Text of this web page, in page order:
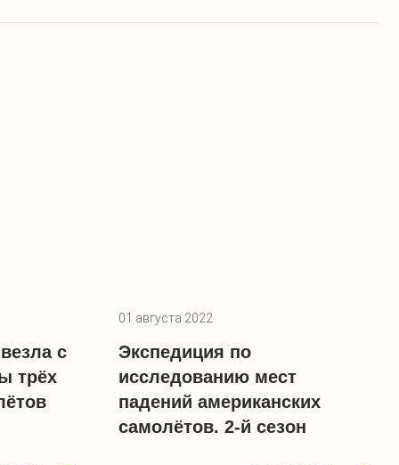
с
трёх
01 августа 2022
Экспедиция по
исследованию мест
падений американских
самолётов. 2-й сезон